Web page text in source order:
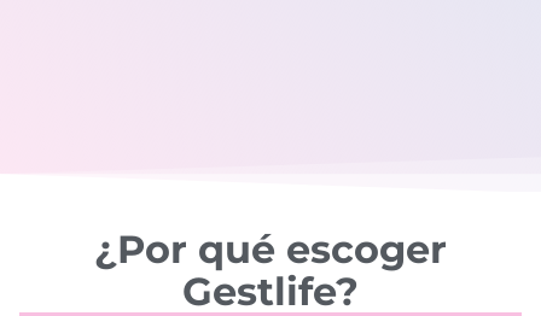
¿Por qué escoger
Gestlife?